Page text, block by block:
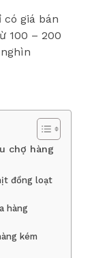
có giá bán
100 – 200
chợ hàng
đồng loạt
hàng
kém